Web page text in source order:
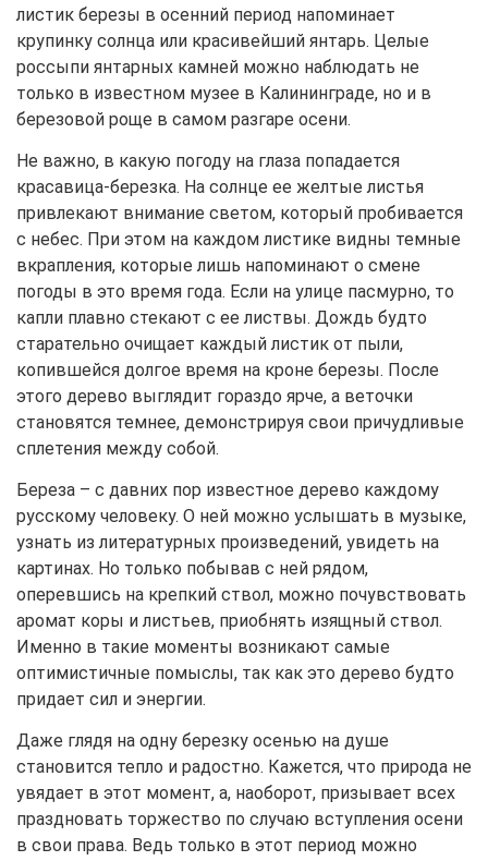
листик березы в осенний период напоминает
крупинку солнца или красивейший янтарь. Целые
россыпи янтарных камней можно наблюдать не
только в известном музее в Калининграде, но и в
березовой роще в самом разгаре осени.
Не важно, в какую погоду на глаза попадается
красавица-березка. На солнце ее желтые листья
привлекают внимание светом, который пробивается
с небес. При этом на каждом листике видны темные
вкрапления, которые лишь напоминают о смене
погоды в это время года. Если на улице пасмурно, то
капли плавно стекают с ее листвы. Дождь будто
старательно очищает каждый листик от пыли,
копившейся долгое время на кроне березы. После
этого дерево выглядит гораздо ярче, а веточки
становятся темнее, демонстрируя свои причудливые
сплетения между собой.
Береза – с давних пор известное дерево каждому
русскому человеку. О ней можно услышать в музыке,
узнать из литературных произведений, увидеть на
картинах. Но только побывав с ней рядом,
оперевшись на крепкий ствол, можно почувствовать
аромат коры и листьев, приобнять изящный ствол.
Именно в такие моменты возникают самые
оптимистичные помыслы, так как это дерево будто
придает сил и энергии.
Даже глядя на одну березку осенью на душе
становится тепло и радостно. Кажется, что природа не
увядает в этот момент, а, наоборот, призывает всех
праздновать торжество по случаю вступления осени
в свои права. Ведь только в этот период можно